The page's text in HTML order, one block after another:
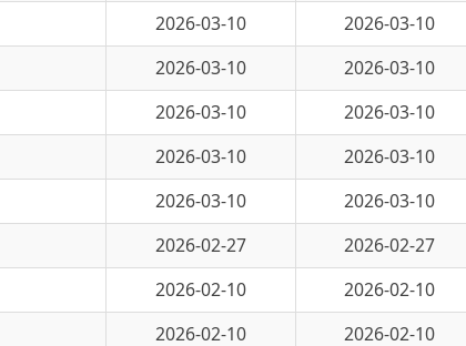
2026-03-10
2026-03-10
2026-03-10
2026-02-27
2026-02-27
2026-02-10 2026-02-10
2026-02-10 2026-02-10
跳转至 页 GO